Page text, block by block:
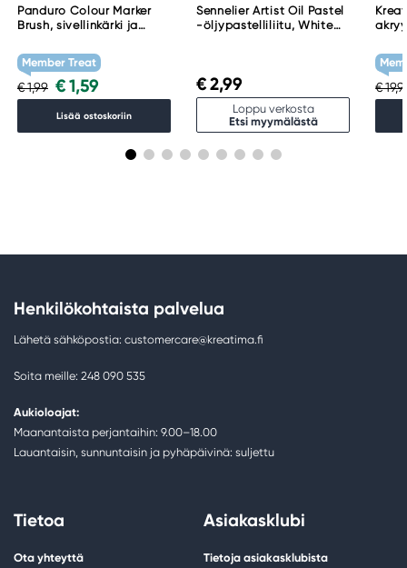
Panduro Colour Marker
Brush, sivellinkärki ja
WG1
Member Treat
€ 1,99 € 1,59
Lisää ostoskoriin
Sennelier Artist Oil Pastel
-öljypastelliliitu, White
€ 2,99
Loppu verkosta
Etsi myymälästä
€
Henkilökohtaista palvelua
Lähetä sähköpostia: customercare@kreatima.fi
Soita meille: 248 090 535
Aukioloajat:
Maanantaista perjantaihin: 9.00–18.00
Lauantaisin, sunnuntaisin ja pyhäpäivinä: suljettu
Tietoa
Ota yhteyttä
Asiakasklubi
Tietoja asiakasklubista